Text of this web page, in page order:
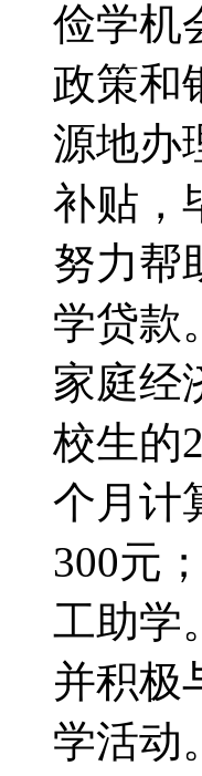
俭学
政策和
源地办
补贴，
努力帮
学贷
家庭经
校生的
个月计
300元
工助学
并积极
学活